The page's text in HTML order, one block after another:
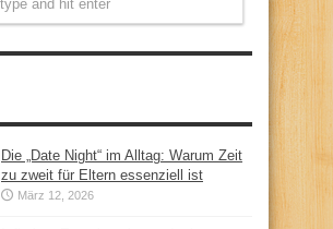
Die „Date Night“ im Alltag: Warum Zeit
zu zweit für Eltern essenziell ist
März 12, 2026